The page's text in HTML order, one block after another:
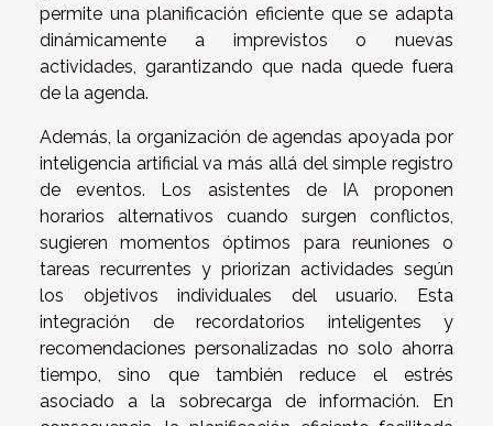
permite una planificación eficiente que se adapta
dinámicamente a imprevistos o nuevas
actividades, garantizando que nada quede fuera
de la agenda.
Además, la organización de agendas apoyada por
inteligencia artificial va más allá del simple registro
de eventos. Los asistentes de IA proponen
horarios alternativos cuando surgen conflictos,
sugieren momentos óptimos para reuniones o
tareas recurrentes y priorizan actividades según
los objetivos individuales del usuario. Esta
integración de recordatorios inteligentes y
recomendaciones personalizadas no solo ahorra
tiempo, sino que también reduce el estrés
asociado a la sobrecarga de información. En